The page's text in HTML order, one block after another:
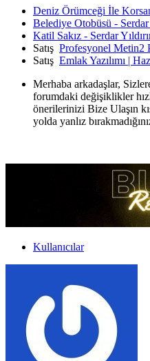
Deniz Örümceği İle
Belediye Otobüsü - Serdar
Katil Sakız - Serdar
Satış Profesyonel Metin2
Satış Emlak Yazılımı |
Merhaba arkadaşlar,
forumdaki değişiklikler
önerilerinizi Bize Ulaşın
yolda yanlız
Kullanıcılar